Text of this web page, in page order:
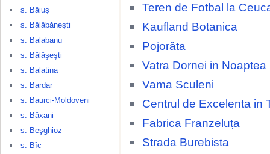
s. Băiuş
s. Bălăbăneşti
s. Balabanu
s. Bălăşeşti
s. Balatina
s. Bardar
s. Baurci-Moldoveni
s. Băxani
s. Beşghioz
s. Bîc
Teren de Fotbal la
Kaufland Botanica
Pojorâta
Vatra Dornei in Noaptea
Vama Sculeni
Centrul de Excelenta in
Fabrica Franzeluța
Strada Burebista